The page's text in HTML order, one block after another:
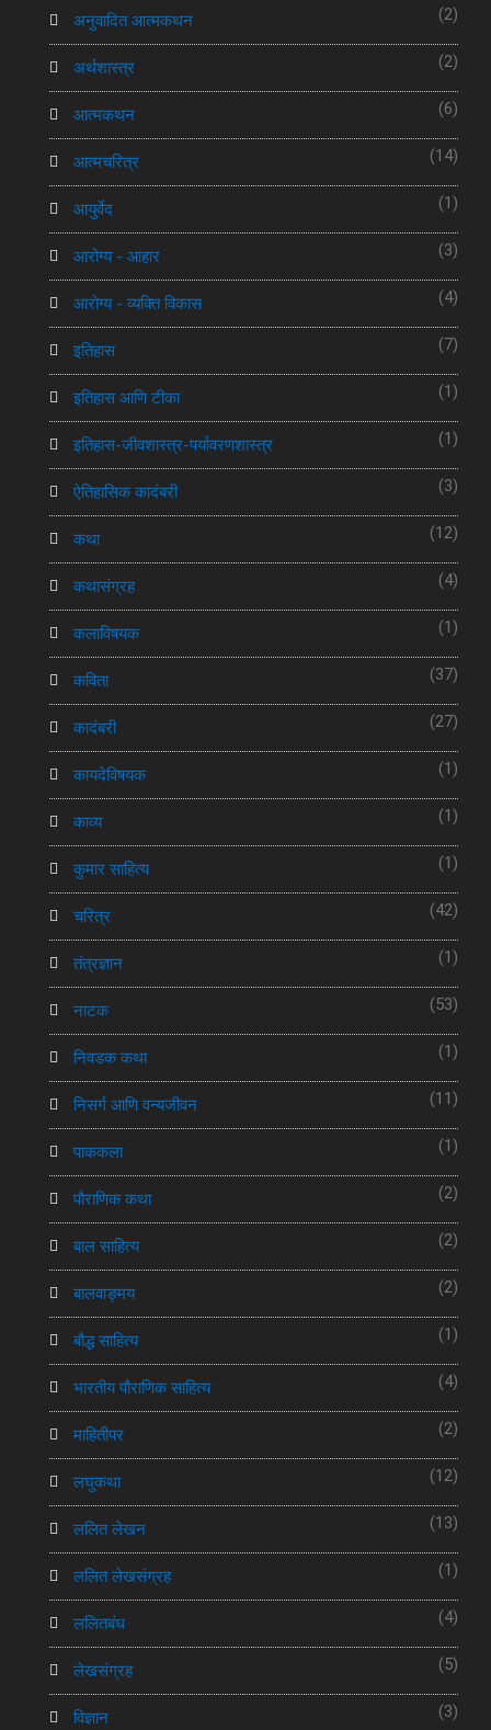
अनुवादित आत्मकथन (2)
अर्थशास्त्र (2)
आत्मकथन (6)
आत्मचरित्र (14)
आयुर्वेद (1)
आरोग्य - आहार (3)
आरोग्य - व्यक्ति विकास (4)
इतिहास (7)
इतिहास आणि टीका (1)
इतिहास-जीवशास्त्र-पर्यावरणशास्त्र (1)
ऐतिहासिक कादंबरी (3)
कथा (12)
कथासंग्रह (4)
कलाविषयक (1)
कविता (37)
कादंबरी (27)
कायदेविषयक (1)
काव्य (1)
कुमार साहित्य (1)
चरित्र (42)
तंत्रज्ञान (1)
नाटक (53)
निवडक कथा (1)
निसर्ग आणि वन्यजीवन (11)
पाककला (1)
पौराणिक कथा (2)
बाल साहित्य (2)
बालवाङ्मय (2)
बौद्ध साहित्य (1)
भारतीय पौराणिक साहित्य (4)
माहितीपर (2)
लघुकथा (12)
ललित लेखन (13)
ललित लेखसंग्रह (1)
ललितबंध (4)
लेखसंग्रह (5)
विज्ञान (3)